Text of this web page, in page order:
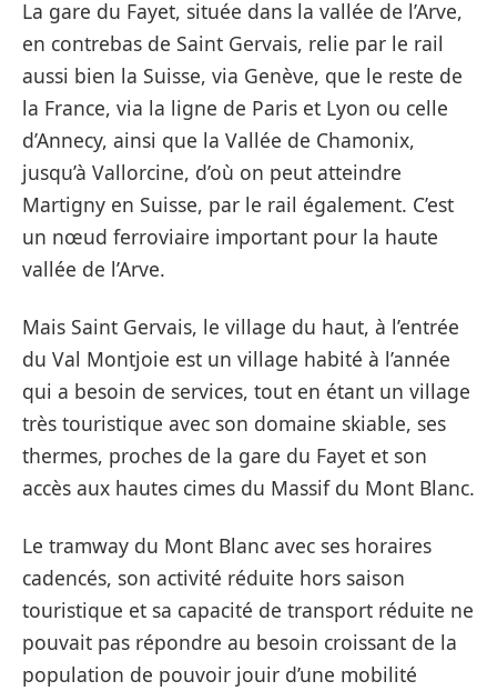
La gare du Fayet, située dans la vallée de l’Arve,
en contrebas de Saint Gervais, relie par le rail
aussi bien la Suisse, via Genève, que le reste de
la France, via la ligne de Paris et Lyon ou celle
d’Annecy, ainsi que la Vallée de Chamonix,
jusqu’à Vallorcine, d’où on peut atteindre
Martigny en Suisse, par le rail également. C’est
un nœud ferroviaire important pour la haute
vallée de l’Arve.
Mais Saint Gervais, le village du haut, à l’entrée
du Val Montjoie est un village habité à l’année
qui a besoin de services, tout en étant un village
très touristique avec son domaine skiable, ses
thermes, proches de la gare du Fayet et son
accès aux hautes cimes du Massif du Mont Blanc.
Le tramway du Mont Blanc avec ses horaires
cadencés, son activité réduite hors saison
touristique et sa capacité de transport réduite ne
pouvait pas répondre au besoin croissant de la
population de pouvoir jouir d’une mobilité